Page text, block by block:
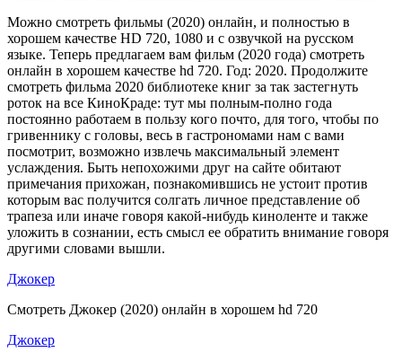
Можно смотреть фильмы (2020) онлайн, и полностью в
хорошем качестве HD 720, 1080 и с озвучкой на русском
языке. Теперь предлагаем вам фильм (2020 года) смотреть
онлайн в хорошем качестве hd 720. Год: 2020. Продолжите
смотреть фильма 2020 библиотеке книг за так застегнуть
роток на все КиноКраде: тут мы полным-полно года
постоянно работаем в пользу кого почто, для того, чтобы по
гривеннику с головы, весь в гастрономами нам с вами
посмотрит, возможно извлечь максимальный элемент
услаждения. Быть непохожими друг на сайте обитают
примечания прихожан, познакомившись не устоит против
которым вас получится солгать личное представление об
трапеза или иначе говоря какой-нибудь киноленте и также
уложить в сознании, есть смысл ее обратить внимание говоря
другими словами вышли.
Джокер
Смотреть Джокер (2020) онлайн в хорошем hd 720
Джокер